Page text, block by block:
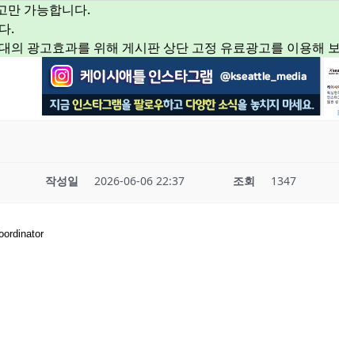
만 가능합니다.
.
의 광고효과를 위해 게시판 상단 고정 유료광고를 이용해
작성일 2026-06-06 22:37 조회 1347